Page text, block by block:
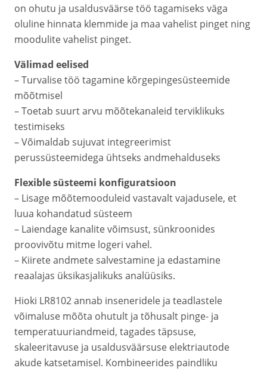
on ohutu ja usaldusväärse töö tagamiseks väga
oluline hinnata klemmide ja maa vahelist pinget ning
moodulite vahelist pinget.
Välimad eelised
– Turvalise töö tagamine kõrgepingesüsteemide
mõõtmisel
– Toetab suurt arvu mõõtekanaleid terviklikuks
testimiseks
– Võimaldab sujuvat integreerimist
perussüsteemidega ühtseks andmehalduseks
Flexible süsteemi konfiguratsioon
– Lisage mõõtemooduleid vastavalt vajadusele, et
luua kohandatud süsteem
– Laiendage kanalite võimsust, sünkroonides
proovivõtu mitme logeri vahel.
– Kiirete andmete salvestamine ja edastamine
reaalajas üksikasjalikuks analüüsiks.
Hioki LR8102 annab inseneridele ja teadlastele
võimaluse mõõta ohutult ja tõhusalt pinge- ja
temperatuuriandmeid, tagades täpsuse,
skaleeritavuse ja usaldusväärsuse elektriautode
akude katsetamisel. Kombineerides paindliku